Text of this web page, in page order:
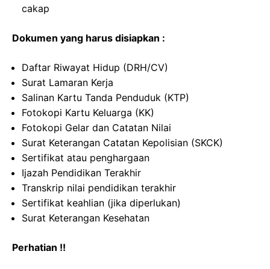
cakap
Dokumen yang harus disiapkan :
Daftar Riwayat Hidup (DRH/CV)
Surat Lamaran Kerja
Salinan Kartu Tanda Penduduk (KTP)
Fotokopi Kartu Keluarga (KK)
Fotokopi Gelar dan Catatan Nilai
Surat Keterangan Catatan Kepolisian (SKCK)
Sertifikat atau penghargaan
Ijazah Pendidikan Terakhir
Transkrip nilai pendidikan terakhir
Sertifikat keahlian (jika diperlukan)
Surat Keterangan Kesehatan
Perhatian !!